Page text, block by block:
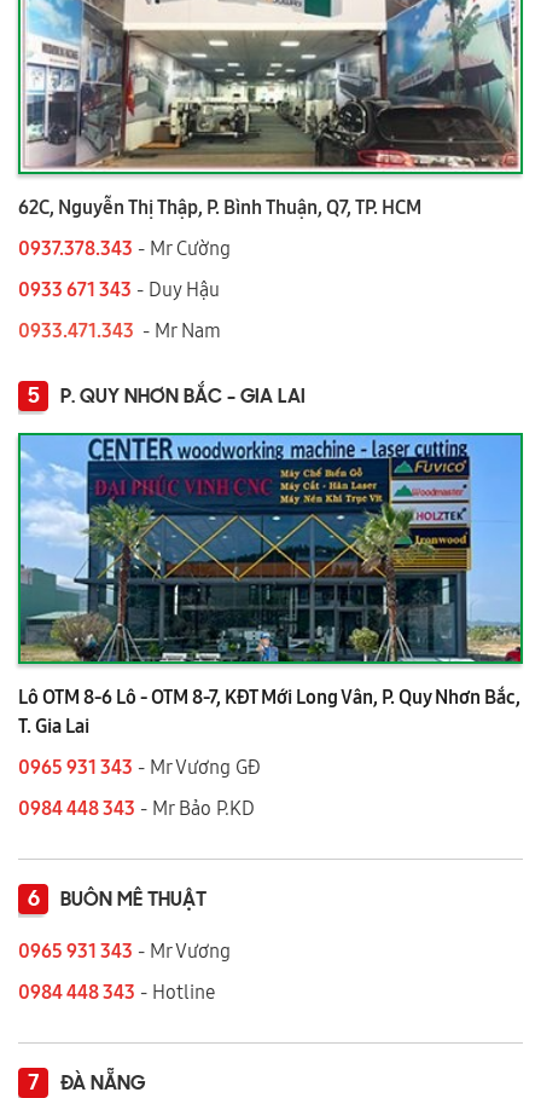
62C, Nguyễn Thị Thập, P. Bình Thuận, Q7, TP. HCM
0937.378.343 - Mr Cường
0933 671 343 - Duy Hậu
0933.471.343 - Mr Nam
5 P. QUY NHƠN BẮC - GIA LAI
Lô OTM 8-6 Lô - OTM 8-7, KĐT Mới Long Vân, P. Quy Nhơn Bắc,
T. Gia Lai
0965 931 343 - Mr Vương GĐ
0984 448 343 - Mr Bảo P.KD
6 BUÔN MÊ THUẬT
0965 931 343 - Mr Vương
0984 448 343 - Hotline
7 ĐÀ NẴNG